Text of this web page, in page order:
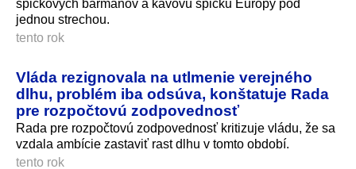
špičkových barmanov a kávovú špičku Európy pod
jednou strechou.
tento rok
Vláda rezignovala na utlmenie verejného
dlhu, problém iba odsúva, konštatuje Rada
pre rozpočtovú zodpovednosť
Rada pre rozpočtovú zodpovednosť kritizuje vládu, že sa
vzdala ambície zastaviť rast dlhu v tomto období.
tento rok